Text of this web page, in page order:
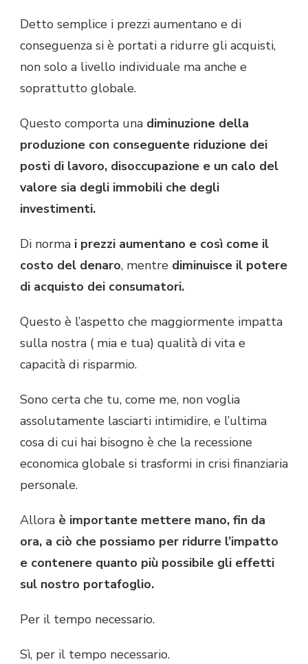
Detto semplice i prezzi aumentano e di
conseguenza si è portati a ridurre gli acquisti,
non solo a livello individuale ma anche e
soprattutto globale.
Questo comporta una diminuzione della
produzione con conseguente riduzione dei
posti di lavoro, disoccupazione e un calo del
valore sia degli immobili che degli
investimenti.
Di norma i prezzi aumentano e così come il
costo del denaro, mentre diminuisce il potere
di acquisto dei consumatori.
Questo è l’aspetto che maggiormente impatta
sulla nostra ( mia e tua) qualità di vita e
capacità di risparmio.
Sono certa che tu, come me, non voglia
assolutamente lasciarti intimidire, e l’ultima
cosa di cui hai bisogno è che la recessione
economica globale si trasformi in crisi finanziaria
personale.
Allora è importante mettere mano, fin da
ora, a ciò che possiamo per ridurre l’impatto
e contenere quanto più possibile gli effetti
sul nostro portafoglio.
Per il tempo necessario.
Sì, per il tempo necessario.